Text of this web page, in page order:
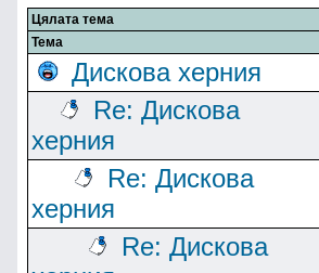
Цялата тема
Тема
Дискова херния
Re: Дискова
херния
Re: Дискова
херния
Re: Дискова